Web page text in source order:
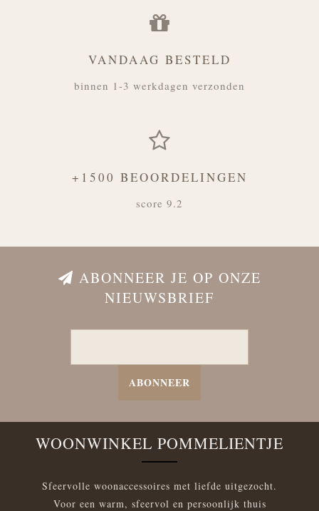
VANDAAG BESTELD
binnen 1-3 werkdagen verzonden
+1500 BEOORDELINGEN
score 9.2
ABONNEER JE OP ONZE
NIEUWSBRIEF
ABONNEER
WOONWINKEL POMMELIENTJE
Sfeervolle woonaccessoires met liefde uitgezocht.
Voor een warm, sfeervol en persoonlijk thuis